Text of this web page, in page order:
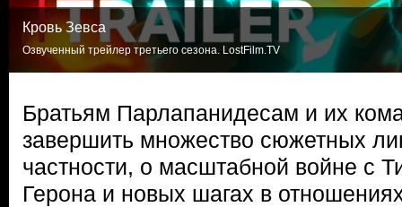
Кровь Зевса
Озвученный трейлер третьего сезона. LostFilm.TV
Братьям Парлапанидесам и их
завершить множество сюжетных
частности, о масштабной войне с
Герона и новых шагах в